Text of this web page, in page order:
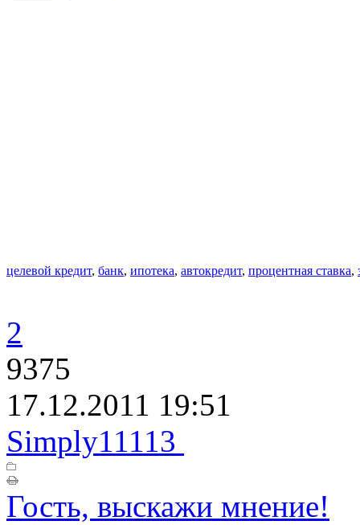
целевой кредит, банк, ипотека, автокредит, процентная ставка,
2
9375
17.12.2011 19:51
Simply11113
Гость, выскажи мнение!